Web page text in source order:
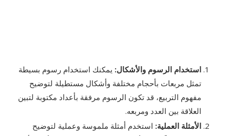
استخدام الرسوم والأشكال: يمكنك استخدام رسوم بسيطة
تمثل مربعات بأحجام مختلفة وأشكال مستطيلة لتوضيح
مفهوم التربيع، قد تكون الرسوم مرفقة بأعداد مكتوبة لتبين
العلاقة بين العدد ومربعه.
الأمثلة العملية: استخدم أمثلة ملموسة وعملية لتوضيح